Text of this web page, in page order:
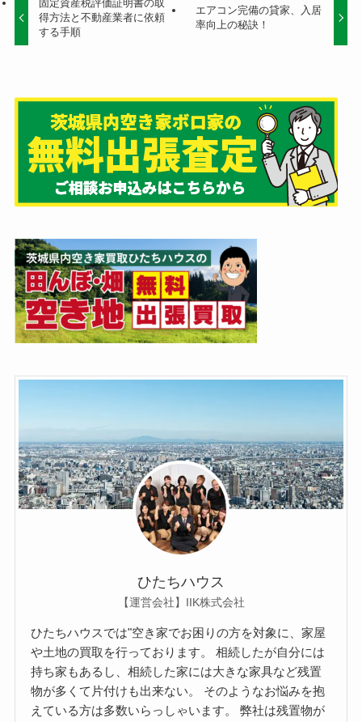
固定資産税評価証明書の取
得方法と不動産業者に依頼
する手順
エアコン完備の貸家、入居
率向上の秘訣！
ひたちハウス
【運営会社】IIK株式会社
ひたちハウスでは"空き家でお困りの方を対象に、家屋
や土地の買取を行っております。 相続したが自分には
持ち家もあるし、相続した家には大きな家具など残置
物が多くて片付けも出来ない。 そのようなお悩みを抱
えている方は多数いらっしゃいます。 弊社は残置物が